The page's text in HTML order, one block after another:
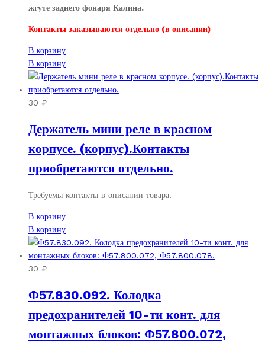
жгуте заднего фонаря Калина.
Контакты заказываются отдельно (в описании)
В корзину
В корзину
30 ₽
Держатель мини реле в красном
корпусе. (корпус).Контакты
приобретаются отдельно.
Требуемы контакты в описании товара.
В корзину
В корзину
30 ₽
Ф57.830.092. Колодка
предохранителей 10-ти конт. для
монтажных блоков: Ф57.800.072,